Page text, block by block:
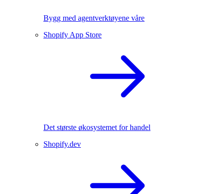
Bygg med agentverktøyene våre
Shopify App Store
Det største økosystemet for handel
Shopify.dev